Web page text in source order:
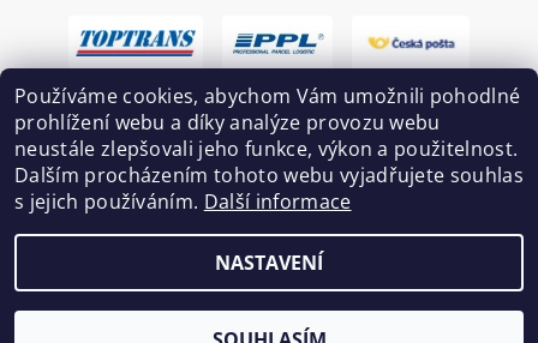
Vytvořil Shoptet
Používáme cookies, abychom Vám umožnili pohodlné
prohlížení webu a díky analýze provozu webu
neustále zlepšovali jeho funkce, výkon a použitelnost.
Dalším procházením tohoto webu vyjadřujete souhlas
s jejich používáním. Další informace
NASTAVENÍ